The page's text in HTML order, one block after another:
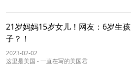
21岁妈妈15岁女儿！网友：6岁生孩
子？！
2023-02-02
这里是美国 -一直在写的美国君